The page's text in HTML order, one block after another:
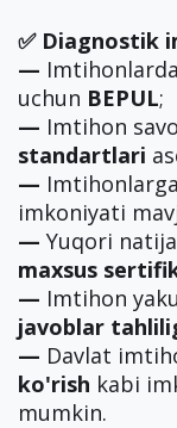
✅ Diagnostik
—
uchun BEPUL;
— Imtihon
standartlari
— Imtihonlarga
imkoniyati
— Yuqori
maxsus
— Imtihon
javoblar
— Davlat
ko'rish kabi
mumkin.